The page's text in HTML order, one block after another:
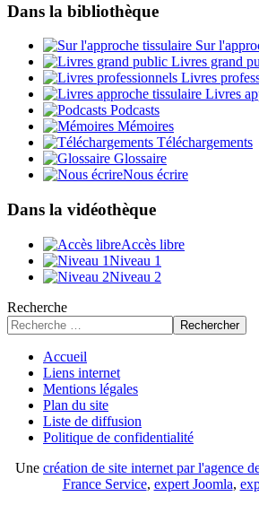
Dans la bibliothèque
Sur
Livres grand
Livres
Livres
Podcasts
Mémoires
Téléchargements
Glossaire
Nous écrire
Dans la vidéothèque
Accès libre
Niveau 1
Niveau 2
Recherche
Rechercher
Accueil
Liens internet
Mentions légales
Plan du site
Liste de diffusion
Politique de confidentialité
Une création de site internet par l'agence
France Service, expert Joomla,